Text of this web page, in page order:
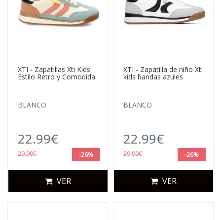
XTI - Zapatillas Xti Kids:
Estilo Retro y Comodida
BLANCO
22.99€
29.90€ -26%
VER
XTI - Zapatilla de niño Xti
kids bandas azules
BLANCO
22.99€
29.90€ -26%
VER